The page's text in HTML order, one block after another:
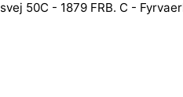
50C - 1879 FRB. C -